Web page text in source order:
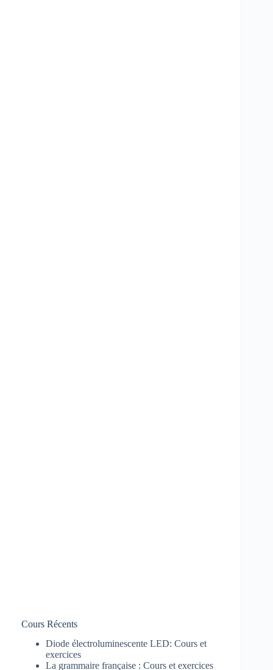
Cours Récents
Diode électroluminescente LED: Cours et
exercices
La grammaire française : Cours et exercices